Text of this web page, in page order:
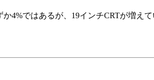
4%ではあるが、19インチCRTが増えて